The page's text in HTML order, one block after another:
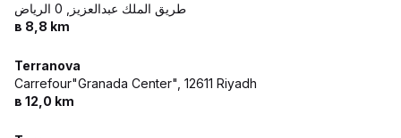
طريق الملك عبدالعزيز,
0 الرياض
в 8,8 km
Terranova
Carrefour"Granada Center", 12611 Riyadh
в 12,0 km